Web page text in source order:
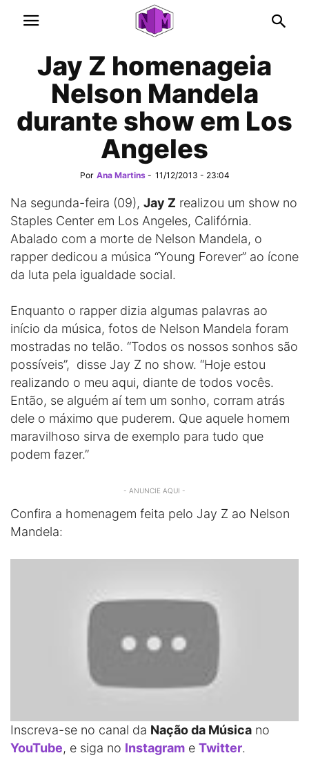
Jay Z homenageia
Nelson Mandela
durante show em Los
Angeles
Por Ana Martins - 11/12/2013 - 23:04
Na segunda-feira (09), Jay Z realizou um show no
Staples Center em Los Angeles, Califórnia.
Abalado com a morte de Nelson Mandela, o
rapper dedicou a música “Young Forever” ao ícone
da luta pela igualdade social.
Enquanto o rapper dizia algumas palavras ao
início da música, fotos de Nelson Mandela foram
mostradas no telão. “Todos os nossos sonhos são
possíveis”, disse Jay Z no show. “Hoje estou
realizando o meu aqui, diante de todos vocês.
Então, se alguém aí tem um sonho, corram atrás
dele o máximo que puderem. Que aquele homem
maravilhoso sirva de exemplo para tudo que
podem fazer.”
- ANUNCIE AQUI -
Confira a homenagem feita pelo Jay Z ao Nelson
Mandela:
Inscreva-se no canal da Nação da Música no
YouTube, e siga no Instagram e Twitter.